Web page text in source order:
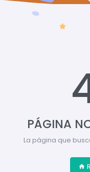
PÁGINA
La página que